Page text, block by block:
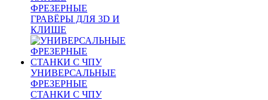
ФРЕЗЕРНЫЕ
ГРАВЁРЫ ДЛЯ 3D И
КЛИШЕ
УНИВЕРСАЛЬНЫЕ
ФРЕЗЕРНЫЕ
СТАНКИ С ЧПУ